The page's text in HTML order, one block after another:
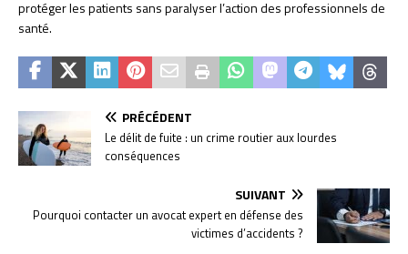
protéger les patients sans paralyser l’action des professionnels de
santé.
PRÉCÉDENT
Le délit de fuite : un crime routier aux lourdes
conséquences
SUIVANT
Pourquoi contacter un avocat expert en défense des
victimes d’accidents ?